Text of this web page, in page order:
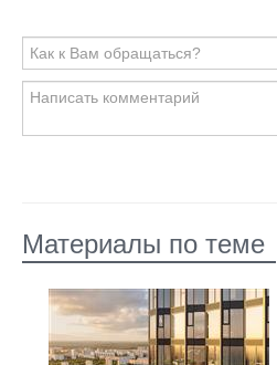
Материалы по теме